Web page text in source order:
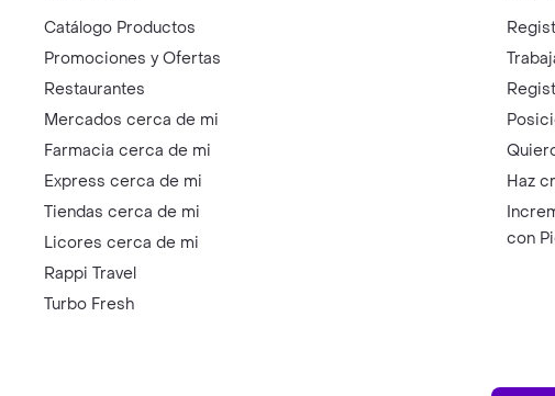
Catálogo Productos
Promociones y Ofertas
Restaurantes
Mercados cerca de mi
Farmacia cerca de mi
Express cerca de mi
Tiendas cerca de mi
Licores cerca de mi
Rappi Travel
Turbo Fresh
Haz
con